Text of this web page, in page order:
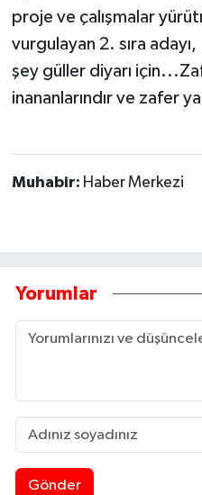
proje ve çalışmalar
vurgulayan 2. sıra
şey güller diyarı
inananlarındır ve zafer
Muhabir: Haber Merkezi
Yorumlar
Gönder